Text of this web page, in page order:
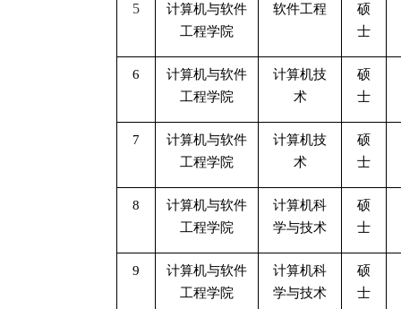
5
计算机与软件
工程学院
软件工程
硕
士
6
计算机与软件
工程学院
计算机技
术
硕
士
7
计算机与软件
工程学院
计算机技
术
硕
士
8
计算机与软件
工程学院
计算机科
学与技术
硕
士
9
计算机与软件
工程学院
计算机科
学与技术
硕
士